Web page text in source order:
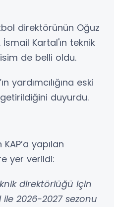
direktörünün Oğuz
Kartal'ın teknik
de belli oldu.
yardımcılığına eski
duyurdu.
yapılan
yer verildi:
direktörlüğü için
ile 2026-2027 sezonu